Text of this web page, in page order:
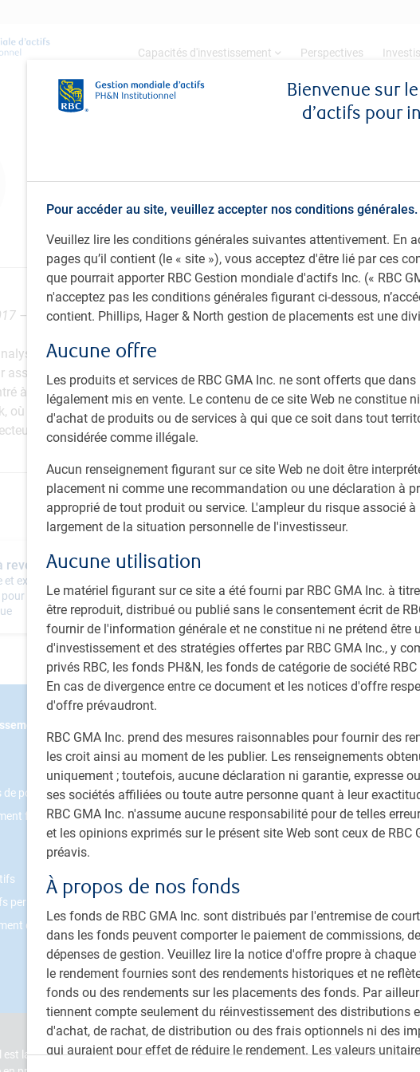
Capacités d'investissement Perspectives
Bienvenue sur
d’actifs pour
Pour accéder au site, veuillez accepter nos conditions générales.
Veuillez lire les conditions générales suivantes attentivement. En
pages qu’il contient (le « site »), vous acceptez d'être lié par ces
que pourrait apporter RBC Gestion mondiale d'actifs Inc. (« RBC
n'acceptez pas les conditions générales figurant ci-dessous,
contient. Phillips, Hager & North gestion de placements est une
Aucune offre
Les produits et services de RBC GMA Inc. ne sont offerts que
légalement mis en vente. Le contenu de ce site Web ne constitue
d'achat de produits ou de services à qui que ce soit dans tout
considérée comme illégale.
Aucun renseignement figurant sur ce site Web ne doit être
placement ni comme une recommandation ou une déclaration à
approprié de tout produit ou service. L'ampleur du risque associé
largement de la situation personnelle de l'investisseur.
Aucune utilisation
Le matériel figurant sur ce site a été fourni par RBC GMA Inc. à
être reproduit, distribué ou publié sans le consentement écrit de
fournir de l'information générale et ne constitue ni ne prétend être
d'investissement et des stratégies offertes par RBC GMA Inc., y
privés RBC, les fonds PH&N, les fonds de catégorie de société
En cas de divergence entre ce document et les notices d'offre
d'offre prévaudront.
RBC GMA Inc. prend des mesures raisonnables pour fournir des
les croit ainsi au moment de les publier. Les renseignements
uniquement ; toutefois, aucune déclaration ni garantie, expresse
ses sociétés affiliées ou toute autre personne quant à leur
RBC GMA Inc. n'assume aucune responsabilité pour de telles
et les opinions exprimés sur le présent site Web sont ceux de RBC
préavis.
À propos de nos fonds
Les fonds de RBC GMA Inc. sont distribués par l'entremise de
dans les fonds peuvent comporter le paiement de commissions,
dépenses de gestion. Veuillez lire la notice d'offre propre à
le rendement fournies sont des rendements historiques et ne
fonds ou des rendements sur les placements des fonds. Par
tiennent compte seulement du réinvestissement des distributions
d'achat, de rachat, de distribution ou des frais optionnels ni des
qui auraient pour effet de réduire le rendement. Les valeurs
Analyste principal, équipe Titres à revenu fixe
d’actifs Inc.
– avec mention), Université de la Colombie-Britannique (Canada).
principal au sein de l’équipe Titres à revenu fixe PH&N, RBC
assume des responsabilités générales dans le domaine de la recherche et
à RBC en 2018 après avoir travaillé comme analyste du crédit chez
où il se consacrait à l’analyse de crédit des obligations à rendement élevé.
des placements a débuté en 2017.
revenu fixe PH&N
et expérimentée employant une
ajouter de la valeur, tout en
de portefeuille
fondé sur le
personnalisées
des plaintes de
Investissement responsable
Nous joindre
Carrières
la division de gestion d’actifs institutionnels de RBC Gestion mondiale d’actifs